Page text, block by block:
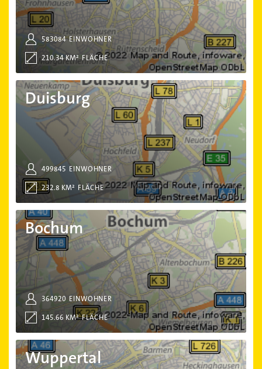
EINWOHNER
583084
FLÄCHE
210.34 KM²
Duisburg
EINWOHNER
499845
FLÄCHE
232.8 KM²
Duisburg
Bochum
EINWOHNER
364920
FLÄCHE
145.66 KM²
Bochum
Wuppertal
Wuppertal